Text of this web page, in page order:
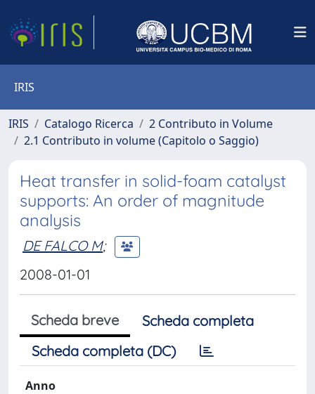
IRIS
IRIS Catalogo Ricerca
2 Contributo in Volume
2.1 Contributo in volume (Capitolo o Saggio)
Heat transfer in solid-foam catalyst
supports: An order of magnitude
analysis
DE FALCO M;
2008-01-01
Scheda breve
Scheda completa
Scheda completa (DC)
Anno